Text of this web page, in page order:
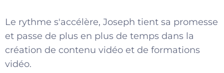
Le rythme s'accélère, Joseph tient sa promesse
et passe de plus en plus de temps dans la
création de contenu vidéo et de formations
vidéo.